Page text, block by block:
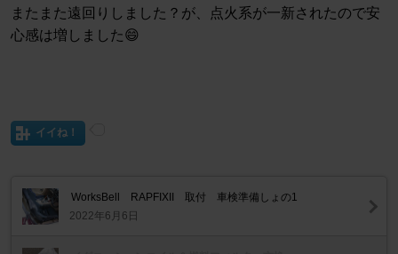
またまた遠回りしました？が、点火系が一新されたので安
心感は増しました😄
イイね！
WorksBell RAPFIXII 取付 車検準備しょの1
2022年6月6日